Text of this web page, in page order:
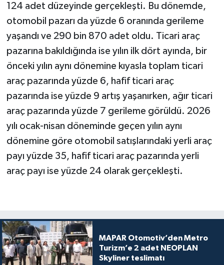
124 adet düzeyinde gerçekleşti. Bu dönemde,
otomobil pazarı da yüzde 6 oranında gerileme
yaşandı ve 290 bin 870 adet oldu. Ticari araç
pazarına bakıldığında ise yılın ilk dört ayında, bir
önceki yılın aynı dönemine kıyasla toplam ticari
araç pazarında yüzde 6, hafif ticari araç
pazarında ise yüzde 9 artış yaşanırken, ağır ticari
araç pazarında yüzde 7 gerileme görüldü. 2026
yılı ocak-nisan döneminde geçen yılın aynı
dönemine göre otomobil satışlarındaki yerli araç
payı yüzde 35, hafif ticari araç pazarında yerli
araç payı ise yüzde 24 olarak gerçekleşti.
MAPAR Otomotiv’den Metro
Turizm’e 2 adet NEOPLAN
Skyliner teslimatı